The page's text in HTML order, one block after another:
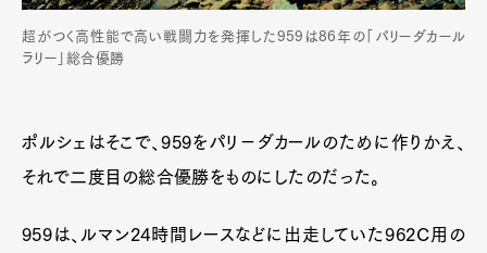
超がつく高性能で高い戦闘力を発揮した959は86年の「パリーダカール
ラリー」総合優勝
ポルシェはそこで、959をパリ−ダカールのために作りかえ、
それで二度目の総合優勝をものにしたのだった。
959は、ルマン24時間レースなどに出走していた962C用の